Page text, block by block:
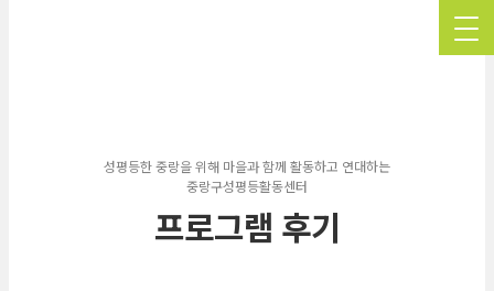
성평등한 중랑을 위해 마을과 함께 활동하고 연대하는
중랑구성평등활동센터
프로그램 후기